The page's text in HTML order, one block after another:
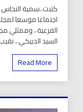
كتبت..سمية النحاس
اجتماعا موسعا
الفرعية ، وممثلي
السيد الدبيكي ،
Read More